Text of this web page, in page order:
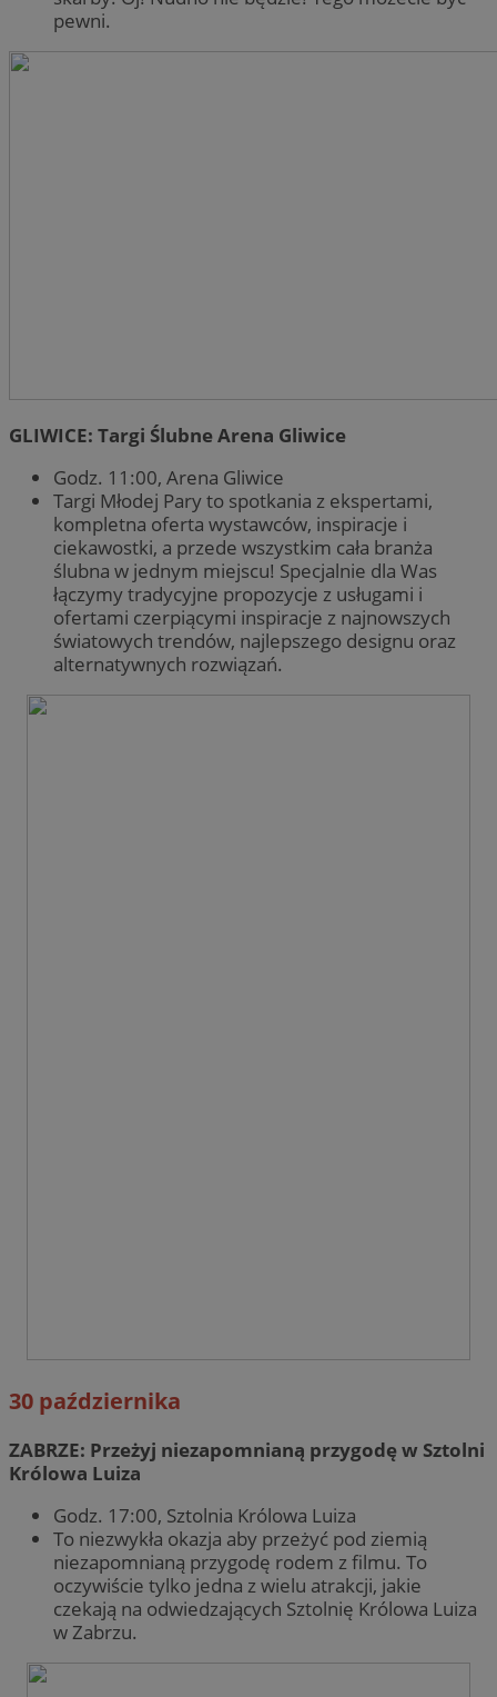
pewni.
GLIWICE: Targi Ślubne Arena Gliwice
Godz. 11:00, Arena Gliwice
Targi Młodej Pary to spotkania z ekspertami,
kompletna oferta wystawców, inspiracje i
ciekawostki, a przede wszystkim cała branża
ślubna w jednym miejscu! Specjalnie dla Was
łączymy tradycyjne propozycje z usługami i
ofertami czerpiącymi inspiracje z najnowszych
światowych trendów, najlepszego designu oraz
alternatywnych rozwiązań.
30 października
ZABRZE: Przeżyj niezapomnianą przygodę w Sztolni
Królowa Luiza
Godz. 17:00, Sztolnia Królowa Luiza
To niezwykła okazja aby przeżyć pod ziemią
niezapomnianą przygodę rodem z filmu. To
oczywiście tylko jedna z wielu atrakcji, jakie
czekają na odwiedzających Sztolnię Królowa Luiza
w Zabrzu.